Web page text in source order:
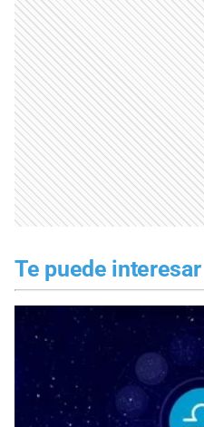
Te puede interesar